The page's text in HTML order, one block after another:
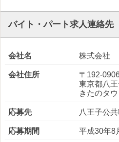
バイト・パート求人連絡先
会社名 株式会社
会社住所
〒192-
東京都八
きたのタ
応募先 八王子公
応募期間 平成30年8